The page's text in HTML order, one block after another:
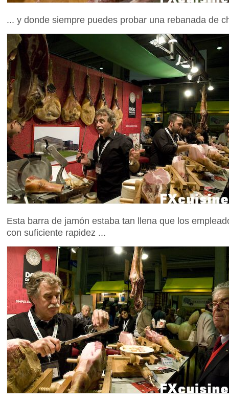
... y donde siempre puedes probar una rebanada de
Esta barra de jamón estaba tan llena que los
con suficiente rapidez ...